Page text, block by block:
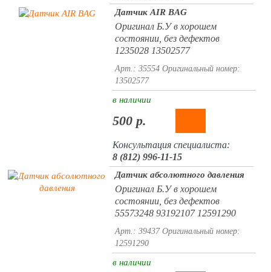
Датчик AIR BAG
Оригинал Б.У в хорошем
состоянии, без дефектов
1235028 13502577
Арт.: 35554 Оригинальный номер:
13502577
в наличии
500 р.
Консультация специалиста:
8 (812) 996-11-15
Датчик абсолютного давления
Оригинал Б.У в хорошем
состоянии, без дефектов
55573248 93192107 12591290
Арт.: 39437 Оригинальный номер:
12591290
в наличии